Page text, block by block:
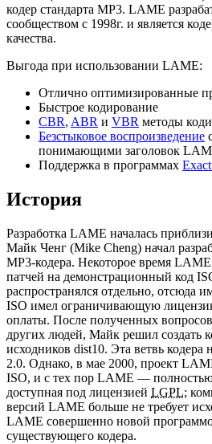
кодер стандарта MP3. LAME
сообществом с 1998г. и является
качества.
Выгода при использовании LAME:
Отлично оптимизированные
Быстрое кодирование
CBR, ABR и VBR методы
Безстыковое воспроизведение
понимающими заголовок
Поддержка в программах
История
Разработка LAME началась
Майк Ченг (Mike Cheng) начал
MP3-кодера. Некоторое время
патчей на демонстрационный код
распространялся отдельно, отсюда
ISO имел ограничивающую
оплаты. После полученных
других людей, Майк решил создать
исходников dist10. Эта ветвь кодера
2.0. Однако, в мае 2000, проект
ISO, и с тех пор LAME — полностью
доступная под лицензией LGPL;
версий LAME больше не требует
LAME совершенно новой
существующего кодера.